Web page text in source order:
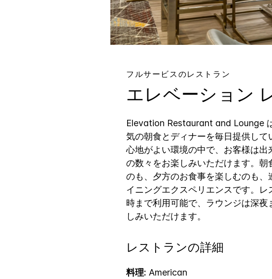
フルサービスのレストラン
エレベーション
Elevation Restaurant and Lounge
気の朝食とディナーを毎日提供し
心地がよい環境の中で、お客様は出
の数々をお楽しみいただけます。朝
のも、夕方のお食事を楽しむのも
イニングエクスペリエンスです。レ
時まで利用可能で、ラウンジは深
しみいただけます。
レストランの詳細
料理: American